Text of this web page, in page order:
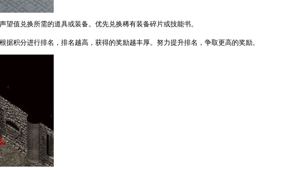
望值兑换所需的道具或装备。优先兑换稀有装备碎片或技能书。
据积分进行排名，排名越高，获得的奖励越丰厚。努力提升排名，争取更高的奖励。